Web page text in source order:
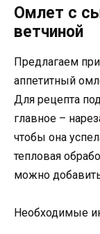
Омлет с
ветчиной
Предлагаем
аппетитный
Для рецепта
главное –
чтобы она
тепловая
можно
Необходимые